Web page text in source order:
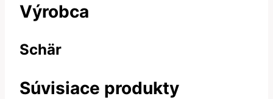
Výrobca
Schär
Súvisiace produkty